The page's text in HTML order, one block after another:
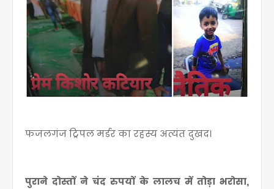
फजलगंज ट्रिपल मर्डर का रहस्य अत्यंत दुखद।
पुराने दोस्तों ने चंद रुपयों के लालच में तोड़ा भरोसा,